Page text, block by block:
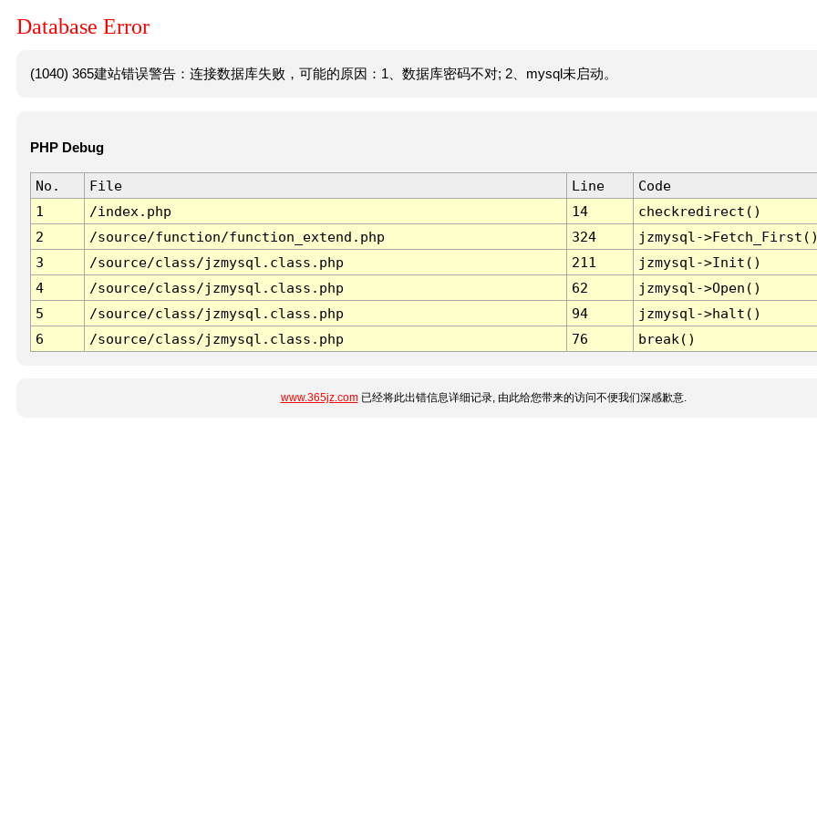
Database Error
(1040) 365建站错误警告：连接数据库失败，可能的原因：1、数据库密码不对; 2、mysql未启动。
PHP Debug
No. File Line
Code
1
/index.php 14
checkredirect()
2
/source/function/function_extend.php 324
jzmysql-
3
/source/class/jzmysql.class.php 211
jzmysql->Init()
4
/source/class/jzmysql.class.php 62
jzmysql->Open()
5
/source/class/jzmysql.class.php 94
jzmysql->halt()
6
/source/class/jzmysql.class.php 76 break()
www.365jz.com已经将此出错信息详细记录, 由此给您带来的访问不便我们深感歉意.